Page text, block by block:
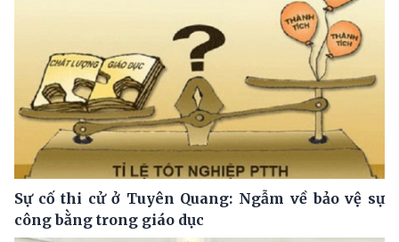
Sự cố thi cử ở Tuyên Quang: Ngẫm về bảo vệ sự
công bằng trong giáo dục